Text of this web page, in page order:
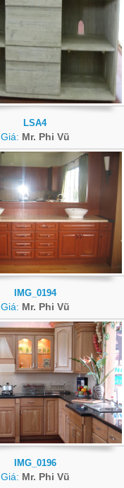
LSA4
Giá: Mr. Phi Vũ
IMG_0194
Giá: Mr. Phi Vũ
IMG_0196
Giá: Mr. Phi Vũ